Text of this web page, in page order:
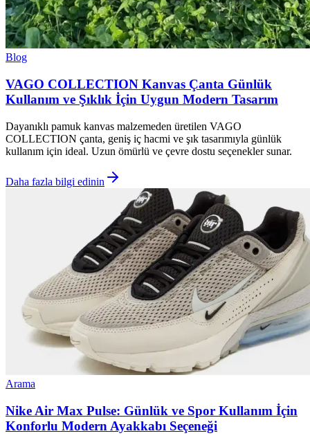
Blog
VAGO COLLECTION Kanvas Çanta Günlük
Kullanım ve Şıklık İçin Uygun Modern Tasarım
Dayanıklı pamuk kanvas malzemeden üretilen VAGO
COLLECTION çanta, geniş iç hacmi ve şık tasarımıyla günlük
kullanım için ideal. Uzun ömürlü ve çevre dostu seçenekler sunar.
Daha fazla bilgi edinin
Arama
Nike Air Max Pulse: Günlük ve Spor Kullanım İçin
Konforlu Modern Ayakkabı Seçeneği